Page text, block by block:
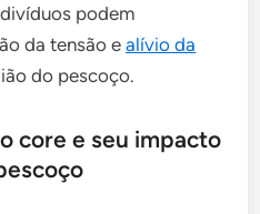
podem
da tensão ealívio da
do pescoço.
core e seu impacto